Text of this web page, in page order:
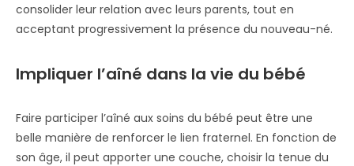
consolider leur relation avec leurs parents, tout en
acceptant progressivement la présence du nouveau-né.
Impliquer l’aîné dans la vie du bébé
Faire participer l’aîné aux soins du bébé peut être une
belle manière de renforcer le lien fraternel. En fonction de
son âge, il peut apporter une couche, choisir la tenue du